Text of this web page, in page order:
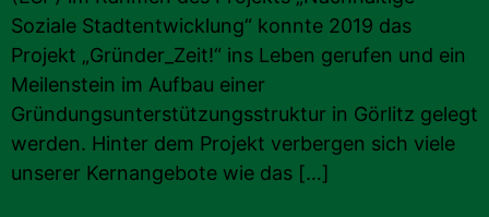
Soziale Stadtentwicklung“ konnte 2019 das
Projekt „Gründer_Zeit!“ ins Leben gerufen und ein
Meilenstein im Aufbau einer
Gründungsunterstützungsstruktur in Görlitz gelegt
werden. Hinter dem Projekt verbergen sich viele
unserer Kernangebote wie das […]